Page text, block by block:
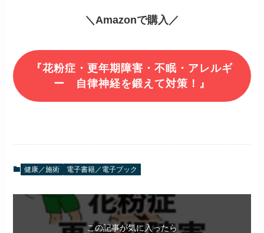
＼Amazonで購入／
『花粉症・更年期障害・不眠・アレルギ
ー 自律神経を鍛えて対策！』
健康／施術 電子書籍／電子ブック
この記事が気に入ったら